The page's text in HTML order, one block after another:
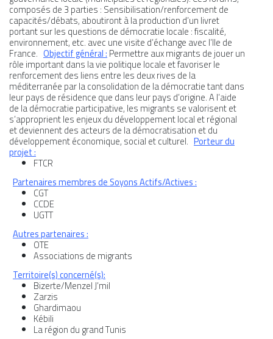
PÔLE ISP/ESS
PÔLE ÉDUCATION
composés de 3 parties : Sensibilisation/renforcement de
capacités/débats, aboutiront à la production d’un livret
portant sur les questions de démocratie locale : fiscalité,
environnement, etc. avec une visite d’échange avec l’Ile de
France. Objectif général :Permettre aux migrants de jouer un
rôle important dans la vie politique locale et favoriser le
renforcement des liens entre les deux rives de la
méditerranée par la consolidation de la démocratie tant dans
leur pays de résidence que dans leur pays d’origine. A l’aide
de la démocratie participative, les migrants se valorisent et
s’approprient les enjeux du développement local et régional
et deviennent des acteurs de la démocratisation et du
développement économique, social et culturel. Porteur du
projet :
FTCR
Partenaires membres de Soyons Actifs/Actives :
CGT
CCDE
UGTT
Autres partenaires :
OTE
Associations de migrants
Territoire(s) concerné(s):
Bizerte/Menzel J’mil
Zarzis
Ghardimaou
Kébili
La région du grand Tunis